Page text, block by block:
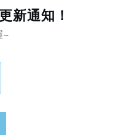
新通知！
~